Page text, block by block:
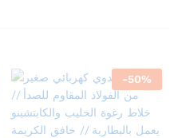
-50%